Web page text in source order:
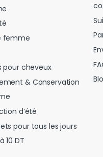
femme
pour cheveux
& Conservation
d’été
pour tous les jours
10 DT